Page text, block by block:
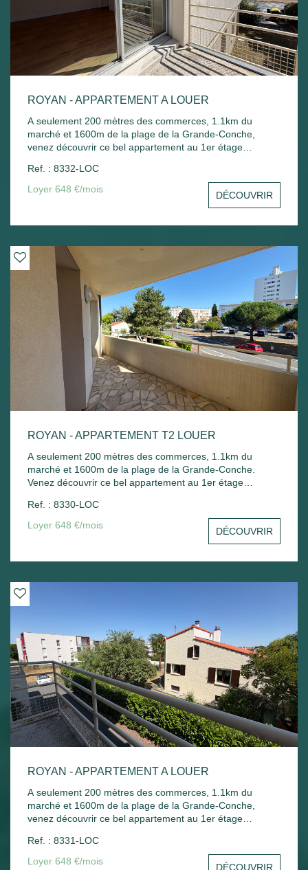
ROYAN - APPARTEMENT A LOUER
A seulement 200 mètres des commerces, 1.1km du
marché et 1600m de la plage de la Grande-Conche,
venez découvrir ce bel appartement au 1er étage
une cuisine, une chambre avec placard, une salle de
bain, un wc et un stationnement commun. Chauffage
électrique et ballon d'eau chaude électrique.
Ref. : 8332-LOC
Loyer 648 €/mois
DÉCOUVRIR
ROYAN - APPARTEMENT T2 LOUER
A seulement 200 mètres des commerces, 1.1km du
marché et 1600m de la plage de la Grande-Conche.
Venez découvrir ce bel appartement au 1er étage
cuisine, une chambre avec placard, une salle de bain
avec sèche serviette, un wc et un stationnement commun.
Chauffage électrique et ballon d'eau chaude électrique.
Ref. : 8330-LOC
Loyer 648 €/mois
DÉCOUVRIR
ROYAN - APPARTEMENT A LOUER
A seulement 200 mètres des commerces, 1.1km du
marché et 1600m de la plage de la Grande-Conche,
venez découvrir ce bel appartement au 1er étage
chambre, un balcon donnant sur le séjour et la chambre,
une salle de bain, un wc et un stationnement commun.
Ref. : 8331-LOC
Loyer 648 €/mois
DÉCOUVRIR